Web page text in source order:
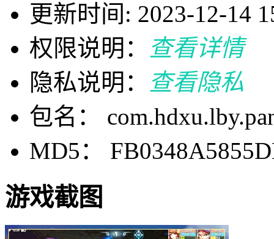
更新时间: 2023-12-14
权限说明：
查看详情
隐私说明：
查看隐私
包名：
MD5：
游戏截图